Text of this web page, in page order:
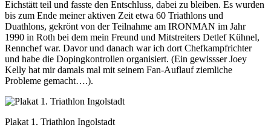
Eichstätt teil und fasste den Entschluss, dabei zu bleiben. Es wurden
bis zum Ende meiner aktiven Zeit etwa 60 Triathlons und
Duathlons, gekrönt von der Teilnahme am IRONMAN im Jahr
1990 in Roth bei dem mein Freund und Mitstreiters Detlef Kühnel,
Rennchef war. Davor und danach war ich dort Chefkampfrichter
und habe die Dopingkontrollen organisiert. (Ein gewissser Joey
Kelly hat mir damals mal mit seinem Fan-Auflauf ziemliche
Probleme gemacht….).
Plakat 1. Triathlon Ingolstadt